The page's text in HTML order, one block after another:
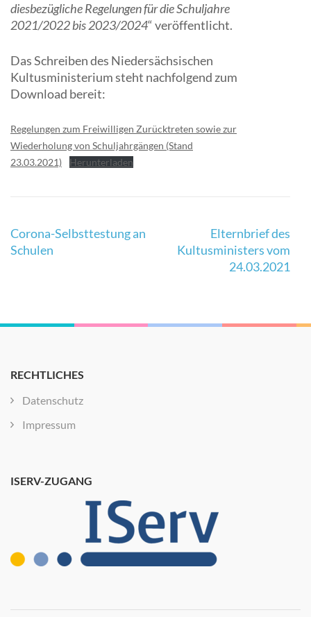
diesbezügliche Regelungen für die Schuljahre
2021/2022 bis 2023/2024“ veröffentlicht.
Das Schreiben des Niedersächsischen
Kultusministerium steht nachfolgend zum
Download bereit:
Regelungen zum Freiwilligen Zurücktreten sowie zur
Wiederholung von Schuljahrgängen (Stand
23.03.2021)
Herunterladen
Beitragsnavigation
Corona-Selbsttestung an
Schulen
Elternbrief des
Kultusministers vom
24.03.2021
RECHTLICHES
Datenschutz
Impressum
ISERV-ZUGANG